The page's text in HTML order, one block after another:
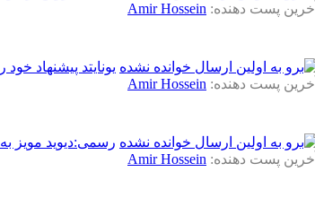
آخرین پست دهنده: Amir Hossein
یونایتد پیشنهاد
آخرین پست دهنده: Amir Hossein
رسمی:دیوید مویز
آخرین پست دهنده: Amir Hossein